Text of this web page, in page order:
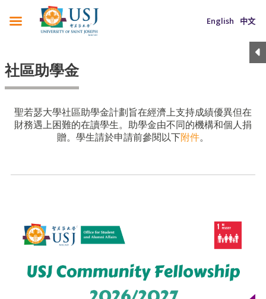
English 中文
社區助學金
聖若瑟大學社區助學金計劃旨在經濟上支持成績優異但在
財務遇上困難的在讀學生。助學金由不同的機構和個人捐
贈。學生請於申請前參閱以下附件。